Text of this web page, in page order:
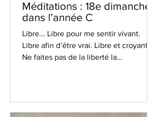
Méditations : 18e dimanche
dans l’année C
Libre... Libre pour me sentir vivant.
Libre afin d’être vrai. Libre et croyant.
Ne faites pas de la liberté la